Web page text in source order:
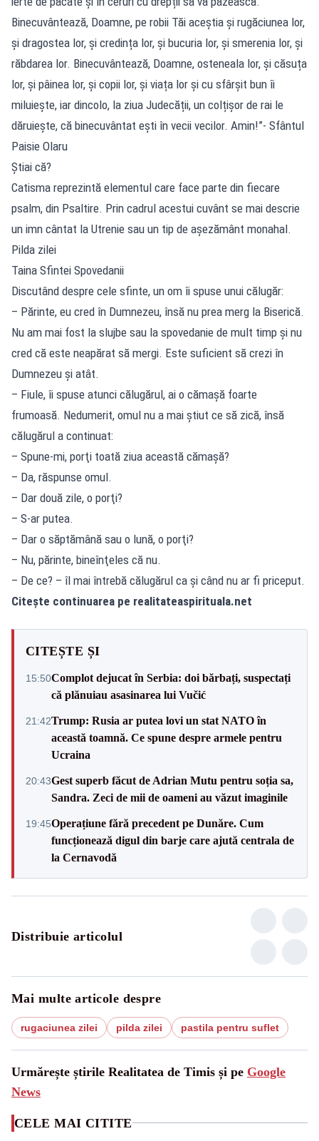
Binecuvântează, Doamne, pe robii Tăi aceștia și rugăciunea lor,
și dragostea lor, și credința lor, și bucuria lor, și smerenia lor, și
răbdarea lor. Binecuvântează, Doamne, osteneala lor, și căsuța
lor, și pâinea lor, și copii lor, și viața lor și cu sfârșit bun îi
miluiește, iar dincolo, la ziua Judecății, un colțișor de rai le
dăruiește, că binecuvântat ești în vecii vecilor. Amin!”- Sfântul
Paisie Olaru
Știai că?
Catisma reprezintă elementul care face parte din fiecare
psalm, din Psaltire. Prin cadrul acestui cuvânt se mai descrie
un imn cântat la Utrenie sau un tip de așezământ monahal.
Pilda zilei
Taina Sfintei Spovedanii
Discutând despre cele sfinte, un om îi spuse unui călugăr:
– Părinte, eu cred în Dumnezeu, însă nu prea merg la Biserică.
Nu am mai fost la slujbe sau la spovedanie de mult timp şi nu
cred că este neapărat să mergi. Este suficient să crezi în
Dumnezeu şi atât.
– Fiule, îi spuse atunci călugărul, ai o cămaşă foarte
frumoasă. Nedumerit, omul nu a mai ştiut ce să zică, însă
călugărul a continuat:
– Spune-mi, porţi toată ziua această cămaşă?
– Da, răspunse omul.
– Dar două zile, o porţi?
– S-ar putea.
– Dar o săptămână sau o lună, o porţi?
– Nu, părinte, bineînţeles că nu.
– De ce? – îl mai întrebă călugărul ca şi când nu ar fi priceput.
Citește continuarea pe realitateaspirituala.net
CITEȘTE ȘI
15:50Complot dejucat în Serbia: doi bărbați, suspectați
că plănuiau asasinarea lui Vučić
21:42Trump: Rusia ar putea lovi un stat NATO în
această toamnă. Ce spune despre armele pentru
Ucraina
20:43Gest superb făcut de Adrian Mutu pentru soția sa,
Sandra. Zeci de mii de oameni au văzut imaginile
19:45Operațiune fără precedent pe Dunăre. Cum
funcționează digul din barje care ajută centrala de
la Cernavodă
Distribuie articolul
Mai multe articole despre
rugaciunea zilei pilda zilei pastila pentru suflet
Urmărește știrile Realitatea de Timis și pe Google
News
CELE MAI CITITE